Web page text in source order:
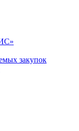
закупок